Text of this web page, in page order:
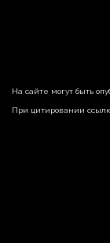
На сайте могут быть
При цитировании